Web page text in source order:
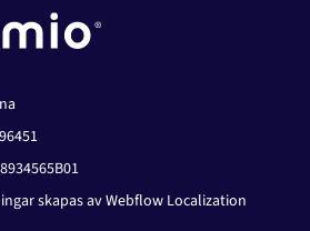
skapas av Webflow Localization